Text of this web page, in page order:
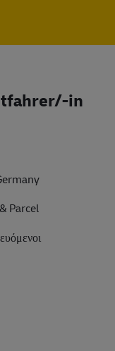
in
Parcel